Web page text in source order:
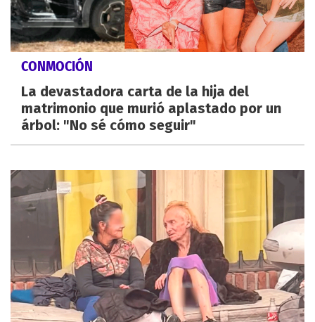
CONMOCIÓN
La devastadora carta de la hija del
matrimonio que murió aplastado por un
árbol: "No sé cómo seguir"